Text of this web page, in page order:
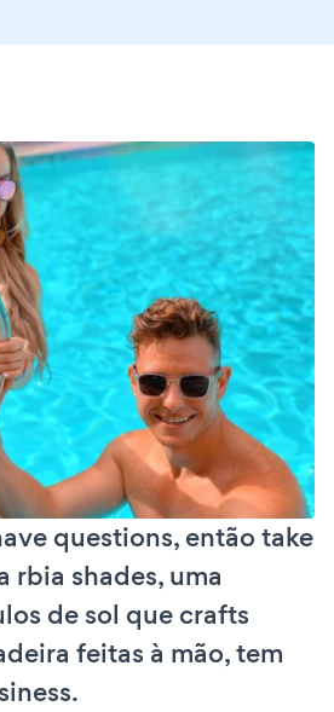
questions, então take
rbia shades, uma
de sol que crafts
feitas à mão, tem